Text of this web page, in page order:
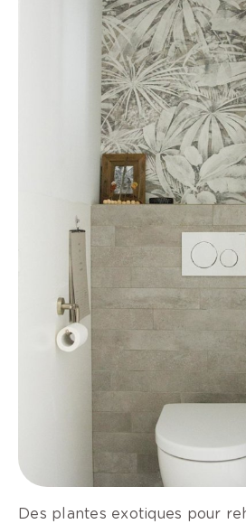
Des plantes exotiques pour